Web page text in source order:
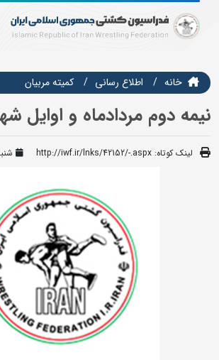
خانه اطلاع رسانی كميته مربيان
نیمه دوم مردادماه و اوایل
لینک کوتاه: http://iwf.ir/lnks/42152/-.aspx شنبه ۱۰